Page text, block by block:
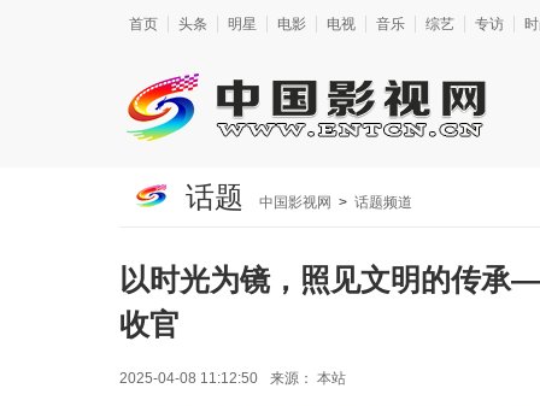
首页 头条 明星 电影 电视 音乐 综艺 专访
话题 中国影视网 > 话题频道
以时光为镜，照见文明的传
收官
2025-04-08 11:12:50 来源： 本站